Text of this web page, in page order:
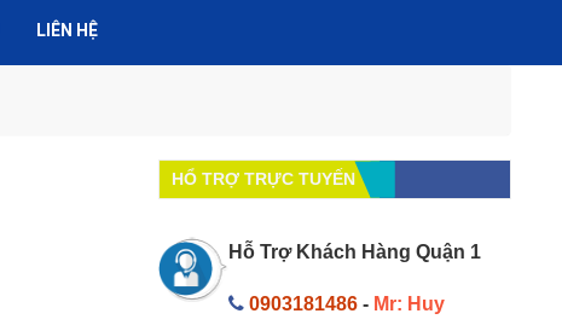
LIÊN HỆ
HỔ TRỢ TRỰC TUYẾN
Hỗ Trợ Khách Hàng Quận 1
0903181486 - Mr: Huy